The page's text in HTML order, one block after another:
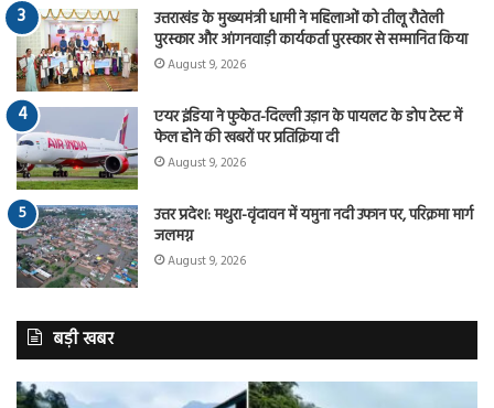
उत्तराखंड के मुख्यमंत्री धामी ने महिलाओं को तीलू रौतेली
पुरस्कार और आंगनवाड़ी कार्यकर्ता पुरस्कार से सम्मानित किया
August 9, 2026
एयर इंडिया ने फुकेत-दिल्ली उड़ान के पायलट के डोप टेस्ट में
फेल होने की खबरों पर प्रतिक्रिया दी
August 9, 2026
उत्तर प्रदेश: मथुरा-वृंदावन में यमुना नदी उफान पर, परिक्रमा मार्ग
जलमग्न
August 9, 2026
बड़ी खबर